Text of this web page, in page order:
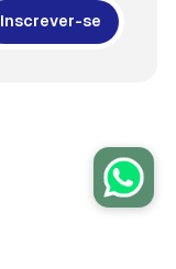
Inscrever-se